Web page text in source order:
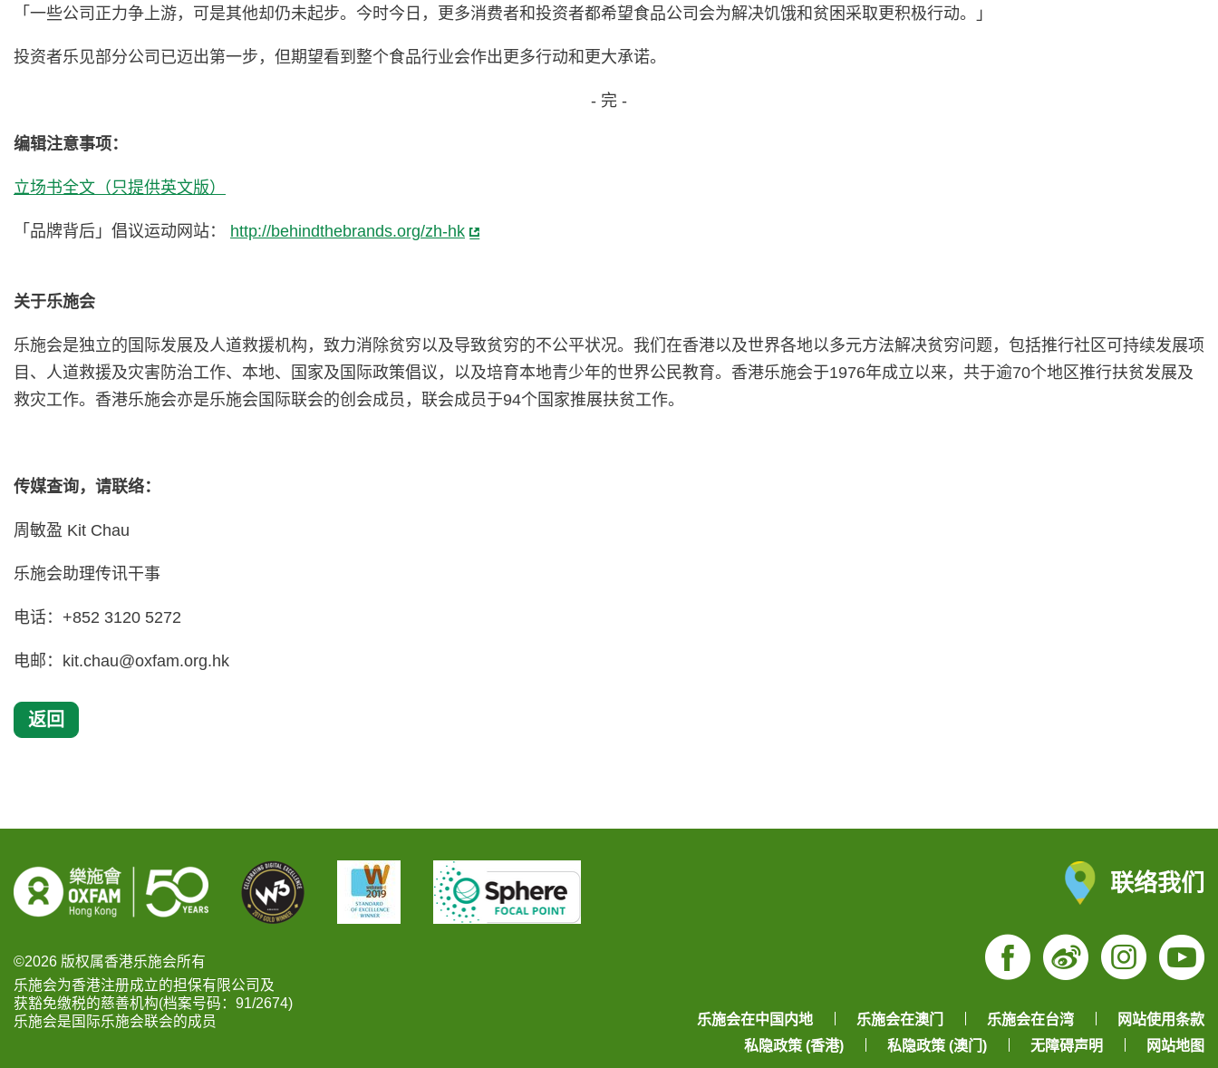
「一些公司正力争上游，可是其他却仍未起步。今时今日，更多消费者和投资者都希望食品公司会为解决饥饿和贫困采取更积极行动。」
投资者乐见部分公司已迈出第一步，但期望看到整个食品行业会作出更多行动和更大承诺。
- 完 -
编辑注意事项：
立场书全文（只提供英文版）
「品牌背后」倡议运动网站： http://behindthebrands.org/zh-hk
关于乐施会
乐施会是独立的国际发展及人道救援机构，致力消除贫穷以及导致贫穷的不公平状况。我们在香港以及世界各地以多元方法解决贫穷问题，包括推行社区可持续发展项
目、人道救援及灾害防治工作、本地、国家及国际政策倡议，以及培育本地青少年的世界公民教育。香港乐施会于1976年成立以来，共于逾70个地区推行扶贫发展及
救灾工作。香港乐施会亦是乐施会国际联会的创会成员，联会成员于94个国家推展扶贫工作。
传媒查询，请联络：
周敏盈 Kit Chau
乐施会助理传讯干事
电话：+852 3120 5272
电邮： kit.chau@oxfam.org.hk
返回
©2026 版权属香港乐施会所有
乐施会为香港注册成立的担保有限公司及
获豁免缴税的慈善机构(档案号码：91/2674)
乐施会是国际乐施会联会的成员
联络我们
Facebook
Weibo
乐施会在中国内地 乐施会在澳门 乐施会在台湾
网站使用条款
私隐政策 (香港)
私隐政策 (澳门) 无障碍声明 网站地图